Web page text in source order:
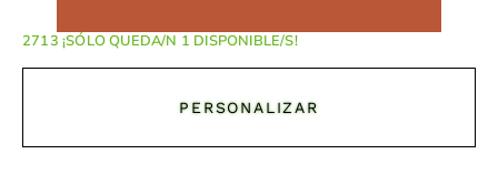
¡SÓLO QUEDA/N 1 DISPONIBLE/S!
PERSONALIZAR